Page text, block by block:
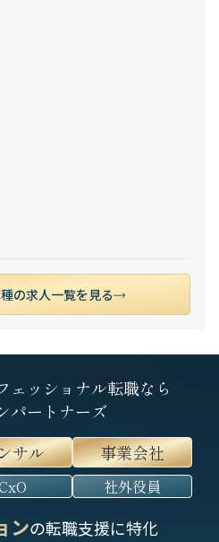
の求人一覧を見る
ェッショナル転職なら
パートナーズ
サル 事業会社
社外役員
ンの転職支援に特化